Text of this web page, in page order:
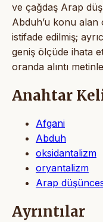
ve çağdaş Arap
Abduh’u konu alan
istifade edilmiş;
geniş ölçüde ihata
oranda alıntı
Anahtar
Afgani
Abduh
oksidantalizm
oryantalizm
Arap
Ayrıntılar